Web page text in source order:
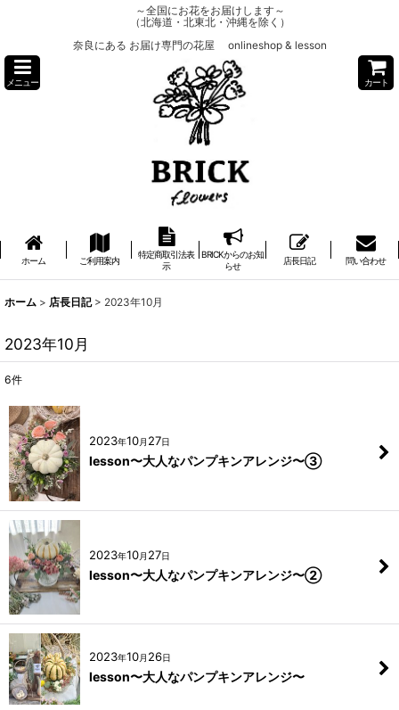
～全国にお花をお届けします～
（北海道・北東北・沖縄を除く）
奈良にある お届け専門の花屋 onlineshop & lesson
メニュー カート
ホーム ご利用案内
特定商取引法表
示
BRICKからのお知
らせ
店長日記 問い合わせ
ホーム > 店長日記 > 2023年10月
2023年10月
6件
2023年10月 27日
lesson〜大人なパンプキンアレンジ〜③
2023年10月 27日
lesson〜大人なパンプキンアレンジ〜②
2023年10月 26日
lesson〜大人なパンプキンアレンジ〜